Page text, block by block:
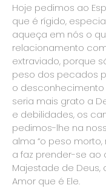
Hoje pedimos ao
que é rígido,
aqueça em nós o
relacionamento
extraviado, porque
peso dos pecados
o
seria mais grato a
e debilidades, os
pedimos-lhe na
alma “o peso
a faz prender-se ao
Majestade de
Amor que é Ele.